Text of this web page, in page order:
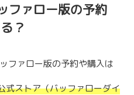
ファロー版の予約
？
ファロー版の予約や購入は
式ストア（バッファローダイ